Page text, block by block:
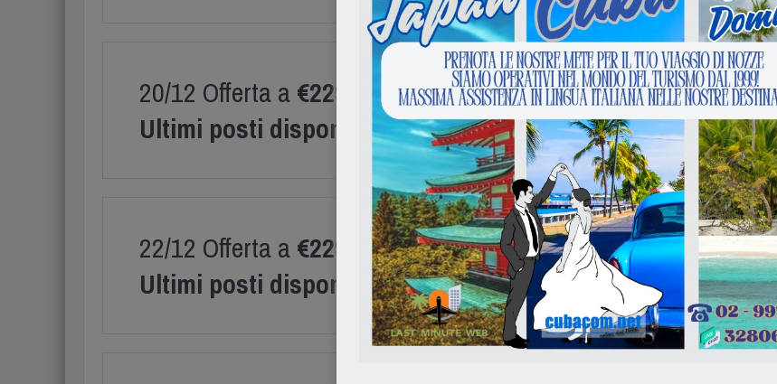
20/12 Offerta a €229
solo ritorno Havana – Milano.
Ultimi posti disponibili!
22/12 Offerta a €229
solo ritorno Havana – Milano.
Ultimi posti disponibili!